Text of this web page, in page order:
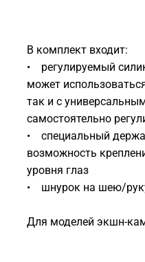
В комплект входит:
• регулируемый
может
так и с
самостоятельно
• специальный
возможность
уровня глаз
• шнурок на шею/
Для моделей экшн-